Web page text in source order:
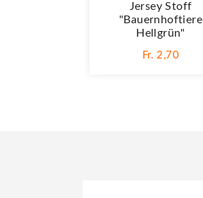
Jersey Stoff
"Bauernhoftiere
Hellgrün"
Fr. 2,70